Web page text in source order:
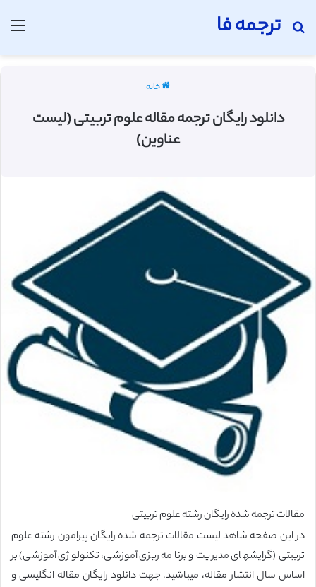
ترجمه فا
جستجو برای
خانه
دانلود رایگان ترجمه مقاله علوم تربیتی (لیست
عناوین)
مقالات ترجمه شده رایگانرشته علوم تربیتی
در این صفحه شاهد لیست مقالات ترجمه شده رایگان پیرامون رشته علوم
تربیتی (گرایشهای مدیریت و برنامه ریزی آموزشی، تکنولوژی آموزشی) بر
اساس سال انتشار مقاله، میباشید. جهت دانلود رایگان مقاله انگلیسی و